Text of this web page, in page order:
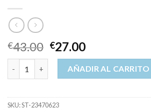
€43.00 €27.00
bolsos el corte inglés 8 días de oro cantidad
AÑADIR AL CARRITO
SKU:ST-23470623